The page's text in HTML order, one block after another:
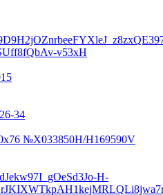
№X033850Н/Н169590V